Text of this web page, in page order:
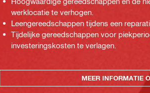
werklocatie te verhogen.
Leengereedschappen tijdens een
Tijdelijke gereedschappen voor
investeringskosten te verlagen.
MEER INFORMATIE